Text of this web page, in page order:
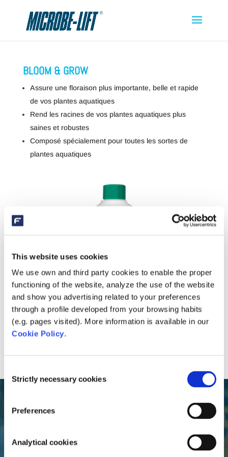
This website uses cookies
We use own and third party cookies to enable the proper
functioning of the website, analyze the use of the website
and show you advertising related to your preferences
through a profile developed from your browsing habits
(e.g. pages visited). More information is available in our
Cookie Policy.
Selection
Strictly necessary cookies
Preferences
Analytical cookies
BLOOM & GROW
Assure une floraison plus importante, belle et rapide
de vos plantes aquatiques
Rend les racines de vos plantes aquatiques plus
saines et robustes
Composé spécialement pour toutes les sortes de
plantes aquatiques